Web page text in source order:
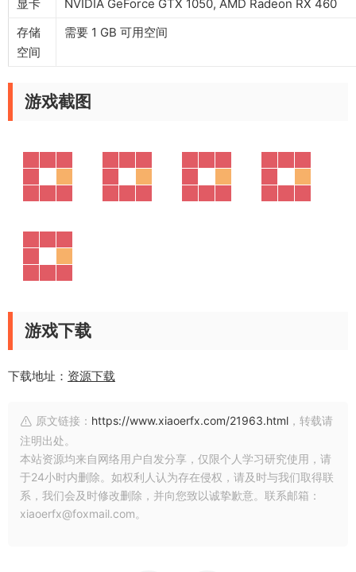
显卡
NVIDIA GeForce GTX 1050, AMD Radeon RX 460
存储
空间
需要 1 GB 可用空间
游戏截图
游戏下载
下载地址： 资源下载
原文链接： https://www.xiaoerfx.com/21963.html ，转载请
注明出处。
本站资源均来自网络用户自发分享，仅限个人学习研究使用，请
于24小时内删除。如权利人认为存在侵权，请及时与我们取得联
系，我们会及时修改删除，并向您致以诚挚歉意。联系邮箱：
xiaoerfx@foxmail.com。